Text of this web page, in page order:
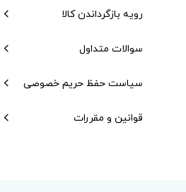
رویه بازگرداندن کالا
سوالات متداول
سیاست حفظ حریم خصوصی
قوانین و مقررات